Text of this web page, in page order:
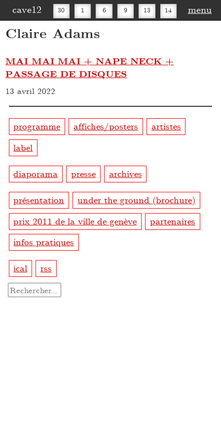
cave12 30 1 6 9 13 14
16
menu
Claire Adams
MAI MAI MAI + NAPE NECK +
PASSAGE DE DISQUES
13 avril 2022
programme affiches/posters
artistes
label
diaporama presse archives
présentation
under the ground (brochure)
prix 2011 de la ville de genève
partenaires
infos pratiques
ical rss
Rechercher :